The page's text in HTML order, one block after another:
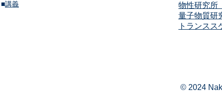
​■講義​
物性研究所
量子物質研
トランス
© 2024